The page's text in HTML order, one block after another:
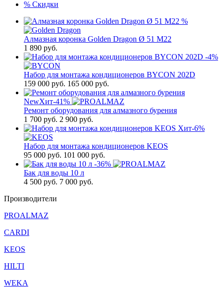
% Скидки
%
Алмазная коронка Golden Dragon Ø 51 М22
1 890 руб.
-4%
Набор для монтажа кондиционеров BYCON 202D
159 000 руб. 165 000 руб.
NewХит-41%
Ремонт оборудования для алмазного бурения
1 700 руб. 2 900 руб.
Хит-6%
Набор для монтажа кондиционеров KEOS
95 000 руб. 101 000 руб.
-36%
Бак для воды 10 л
4 500 руб. 7 000 руб.
Производители
PROALMAZ
CARDI
KEOS
HILTI
WEKA